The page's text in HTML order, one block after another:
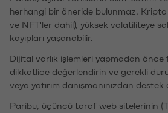
herhangi bir öneride bulunmaz.
ve NFT'ler dahil), yüksek volatiliteye
kayıpları yaşanabilir.
Dijital varlık işlemleri yapmadan önce
dikkatlice değerlendirin ve gerekli
veya yatırım danışmanınızdan destek
Paribu, üçüncü taraf web sitelerinin